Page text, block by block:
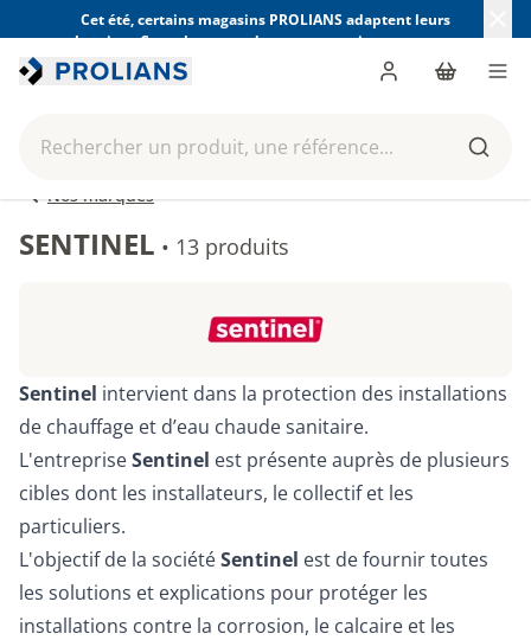
Cet été, certains magasins PROLIANS adaptent leurs
horaires. Consultez ceux de votre magasin avant votre
visite.
Rechercher un produit, une référence...
Panier
Nos marques
SENTINEL • 13 produits
Sentinel intervient dans la protection des installations
de chauffage et d’eau chaude sanitaire.
L'entrepriseSentinel est présente auprès de plusieurs
cibles dont les installateurs, le collectif et les
particuliers.
L'objectif de la sociétéSentinel est de fournir toutes
les solutions et explications pour protéger les
installations contre la corrosion, le calcaire et les